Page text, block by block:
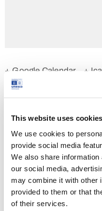
This website uses cookies
We use cookies to
provide social media
We also share
our social media,
may combine it with other
provided to them or that
of their services.
+ Google Calendar +
Tipologia:
Conferenza
Orario:
23 Febbraio 2023 -
Posizione:
Museo archeologico